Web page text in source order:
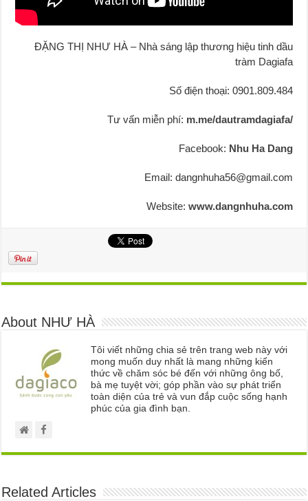
ĐẶNG THỊ NHƯ HÀ – Nhà sáng lập thương hiệu tinh dầu
tràm Dagiafa
Số điện thoại: 0901.809.484
Tư vấn miễn phí: m.me/dautramdagiafa/
Facebook: Nhu Ha Dang
Email: dangnhuha56@gmail.com
Website: www.dangnhuha.com
About NHƯ HÀ
Tôi viết những chia sẻ trên trang web này với
mong muốn duy nhất là mang những kiến
thức về chăm sóc bé đến với những ông bố,
bà mẹ tuyệt vời; góp phần vào sự phát triển
toàn diện của trẻ và vun đắp cuộc sống hạnh
phúc của gia đình bạn.
Related Articles